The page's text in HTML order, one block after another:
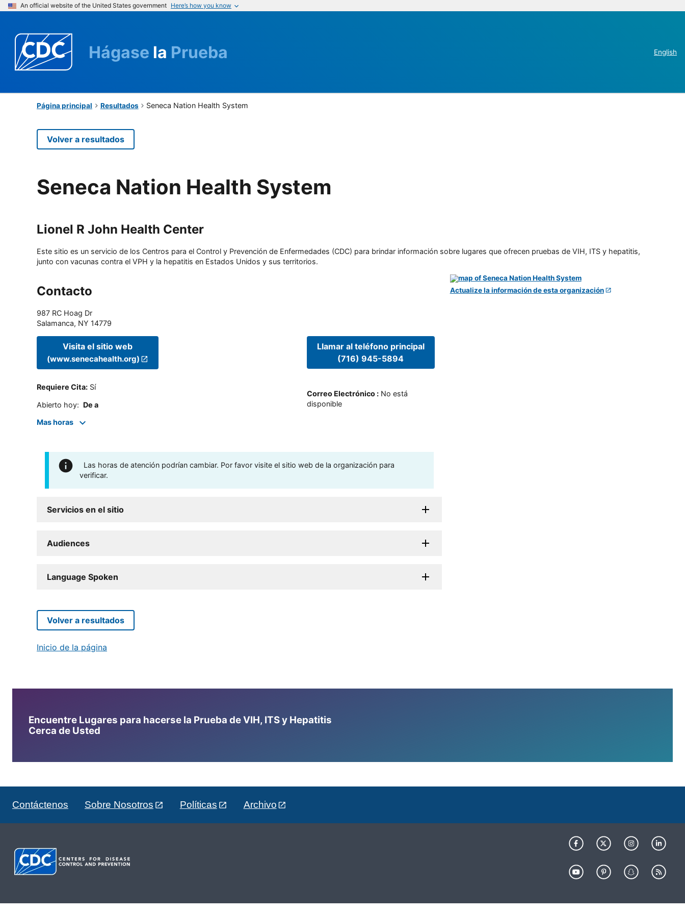
An official website of the United States government Here’s how you know
Hágase la Prueba English
Página principal Resultados Seneca Nation Health System
Volver a resultados
Seneca Nation Health System
Lionel R John Health Center
Este sitio es un servicio de los Centros para el Control y Prevención de Enfermedades (CDC) para brindar información sobre lugares que ofrecen pruebas de VIH, ITS y hepatitis,
junto con vacunas contra el VPH y la hepatitis en Estados Unidos y sus territorios.
Contacto
987 RC Hoag Dr
Salamanca, NY 14779
Visita el sitio web
(www.senecahealth.org)
Requiere Cita: Sí
Abierto hoy: De a
Mas horas
Llamar al teléfono principal
(716) 945-5894
Correo Electrónico: No está
disponible
Las horas de atención podrían cambiar. Por favor visite el sitio web de la organización para
verificar.
Servicios en el sitio
Audiences
Language Spoken
Actualize la información de esta organización
Volver a resultados
Inicio de la página
Encuentre Lugares para hacerse la Prueba de VIH, ITS y Hepatitis
Cerca de Usted
Contáctenos Sobre Nosotros Políticas Archivo